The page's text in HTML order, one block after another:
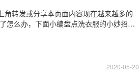
角转发或分享本页面内容现在越来越多的
怎么办，下面小编盘点洗衣服的小妙招，
2020-05-20